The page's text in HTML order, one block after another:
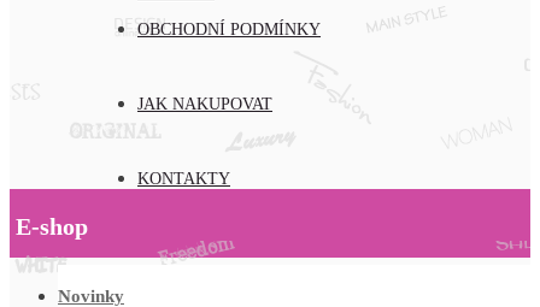
OBCHODNÍ PODMÍNKY
JAK NAKUPOVAT
KONTAKTY
E-shop
Novinky